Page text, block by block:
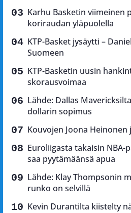
Karhu Basketin viimeinen
koriraudan yläpuolella
KTP-Basket jysäytti –
Suomeen
KTP-Basketin uusin
skorausvoimaa
Lähde: Dallas
dollarin sopimus
Kouvojen Joona
Euroliigasta takaisin NBA-
saa pyytämäänsä apua
Lähde: Klay Thompsonin
runko on selvillä
Kevin Durantilta kiistelty